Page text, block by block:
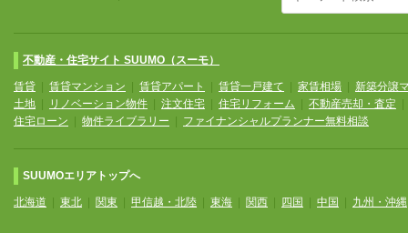
不動産・住宅サイト SUUMO（スーモ）
賃貸 賃貸マンション 賃貸アパート 賃貸一戸建て 家賃相場
新築分譲
土地
リノベーション物件 注文住宅 住宅リフォーム 不動産売却・査定
住宅ローン
物件ライブラリー ファイナンシャルプランナー無料相談
SUUMOエリアトップへ
北海道 東北 関東 甲信越・北陸 東海 関西 四国 中国 九州・沖縄